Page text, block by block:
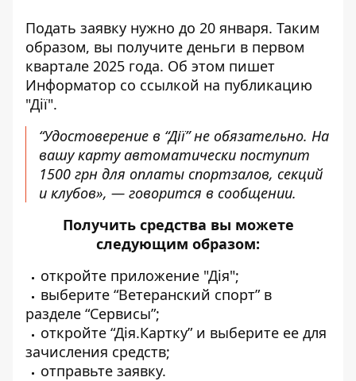
Подать заявку нужно до 20 января. Таким
образом, вы получите деньги в первом
квартале 2025 года. Об этом пишет
Информатор со ссылкой на публикацию
"Дії".
“Удостоверение в “Дії” не обязательно. На
вашу карту автоматически поступит
1500 грн для оплаты спортзалов, секций
и клубов», — говорится в сообщении.
Получить средства вы можете
следующим образом:
откройте приложение "Дія";
выберите “Ветеранский спорт” в
разделе “Сервисы”;
откройте “Дія.Картку” и выберите ее для
зачисления средств;
отправьте заявку.